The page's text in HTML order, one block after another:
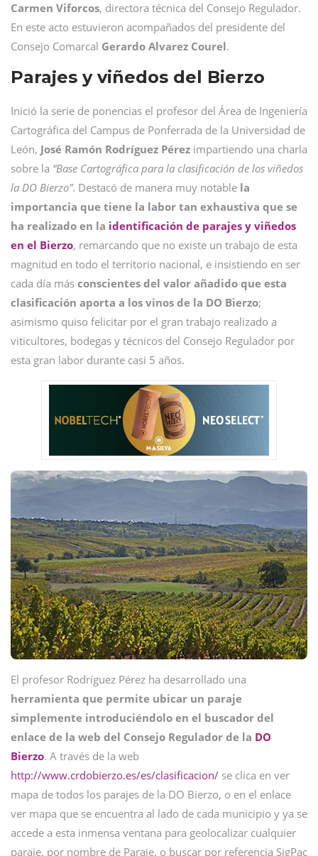
Carmen Viforcos, directora técnica del Consejo Regulador.
En este acto estuvieron acompañados del presidente del
Consejo Comarcal Gerardo Alvarez Courel.
Parajes y viñedos del Bierzo
Inició la serie de ponencias el profesor del Área de Ingeniería
Cartográfica del Campus de Ponferrada de la Universidad de
León, José Ramón Rodríguez Pérez impartiendo una charla
sobre la “Base Cartográfica para la clasificación de los viñedos
la DO Bierzo”. Destacó de manera muy notable la
importancia que tiene la labor tan exhaustiva que se
ha realizado en la identificación de parajes y viñedos
en el Bierzo, remarcando que no existe un trabajo de esta
magnitud en todo el territorio nacional, e insistiendo en ser
cada día más conscientes del valor añadido que esta
clasificación aporta a los vinos de la DO Bierzo;
asimismo quiso felicitar por el gran trabajo realizado a
viticultores, bodegas y técnicos del Consejo Regulador por
esta gran labor durante casi 5 años.
El profesor Rodríguez Pérez ha desarrollado una
herramienta que permite ubicar un paraje
simplemente introduciéndolo en el buscador del
enlace de la web del Consejo Regulador de la DO
Bierzo. A través de la web
http://www.crdobierzo.es/es/clasificacion/ se clica en ver
mapa de todos los parajes de la DO Bierzo, o en el enlace
ver mapa que se encuentra al lado de cada municipio y ya se
accede a esta inmensa ventana para geolocalizar cualquier
paraje, por nombre de Paraje, o buscar por referencia SigPac